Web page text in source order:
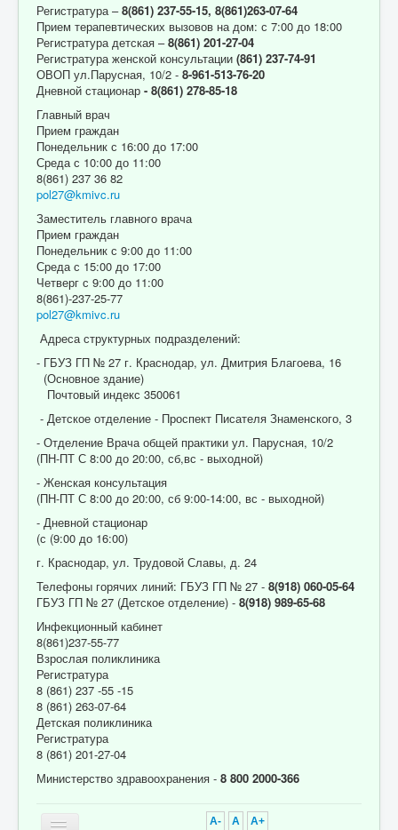
Регистратура –8(861) 237-55-15, 8(861)263-07-64
Прием терапевтических вызовов на дом: с 7:00 до 18:00
Регистратура детская –8(861) 201-27-04
Регистратура женской консультации (861) 237-74-91
ОВОП ул.Парусная, 10/2 - 8-961-513-76-20
Дневной стационар - 8(861) 278-85-18
Главный врач
Прием граждан
Понедельник с 16:00 до 17:00
Среда с 10:00 до 11:00
8(861) 237 36 82
pol27@kmivc.ru
Заместитель главного врача
Прием граждан
Понедельник с 9:00 до 11:00
Среда с 15:00 до 17:00
Четверг с 9:00 до 11:00
8(861)-237-25-77
pol27@kmivc.ru
Адреса структурных подразделений:
- ГБУЗ ГП № 27 г. Краснодар, ул. Дмитрия Благоева, 16
(Основное здание)
Почтовый индекс 350061
- Детское отделение - Проспект Писателя Знаменского, 3
- Отделение Врача общей практики ул. Парусная, 10/2
(ПН-ПТ С 8:00 до 20:00, сб,вс - выходной)
- Женская консультация
(ПН-ПТ С 8:00 до 20:00, сб 9:00-14:00, вс - выходной)
- Дневной стационар
(с (9:00 до 16:00)
г. Краснодар, ул. Трудовой Славы, д. 24
Телефоны горячих линий: ГБУЗ ГП № 27 - 8(918) 060-05-64
ГБУЗ ГП № 27 (Детское отделение) - 8(918) 989-65-68
Инфекционный кабинет
8(861)237-55-77
Взрослая поликлиника
Регистратура
8 (861) 237 -55 -15
8 (861) 263-07-64
Детская поликлиника
Регистратура
8 (861) 201-27-04
Министерство здравоохранения - 8 800 2000-366
A- A A+